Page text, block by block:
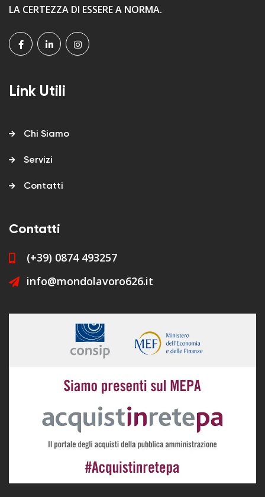
LA CERTEZZA DI ESSERE A NORMA.
Link Utili
Chi Siamo
Servizi
Contatti
Contatti
(+39) 0874 493257
info@mondolavoro626.it